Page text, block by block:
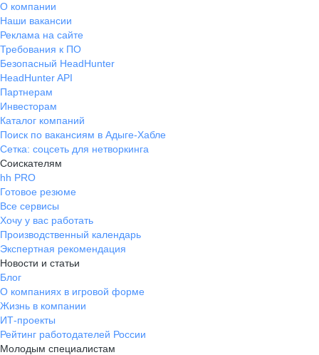
О компании
Наши вакансии
Реклама на сайте
Требования к ПО
Безопасный HeadHunter
HeadHunter API
Партнерам
Инвесторам
Каталог компаний
Поиск по вакансиям в Адыге-Хабле
Сетка: соцсеть для нетворкинга
Соискателям
hh PRO
Готовое резюме
Все сервисы
Хочу у вас работать
Производственный календарь
Экспертная рекомендация
Новости и статьи
Блог
О компаниях в игровой форме
Жизнь в компании
ИТ-проекты
Рейтинг работодателей России
Молодым специалистам